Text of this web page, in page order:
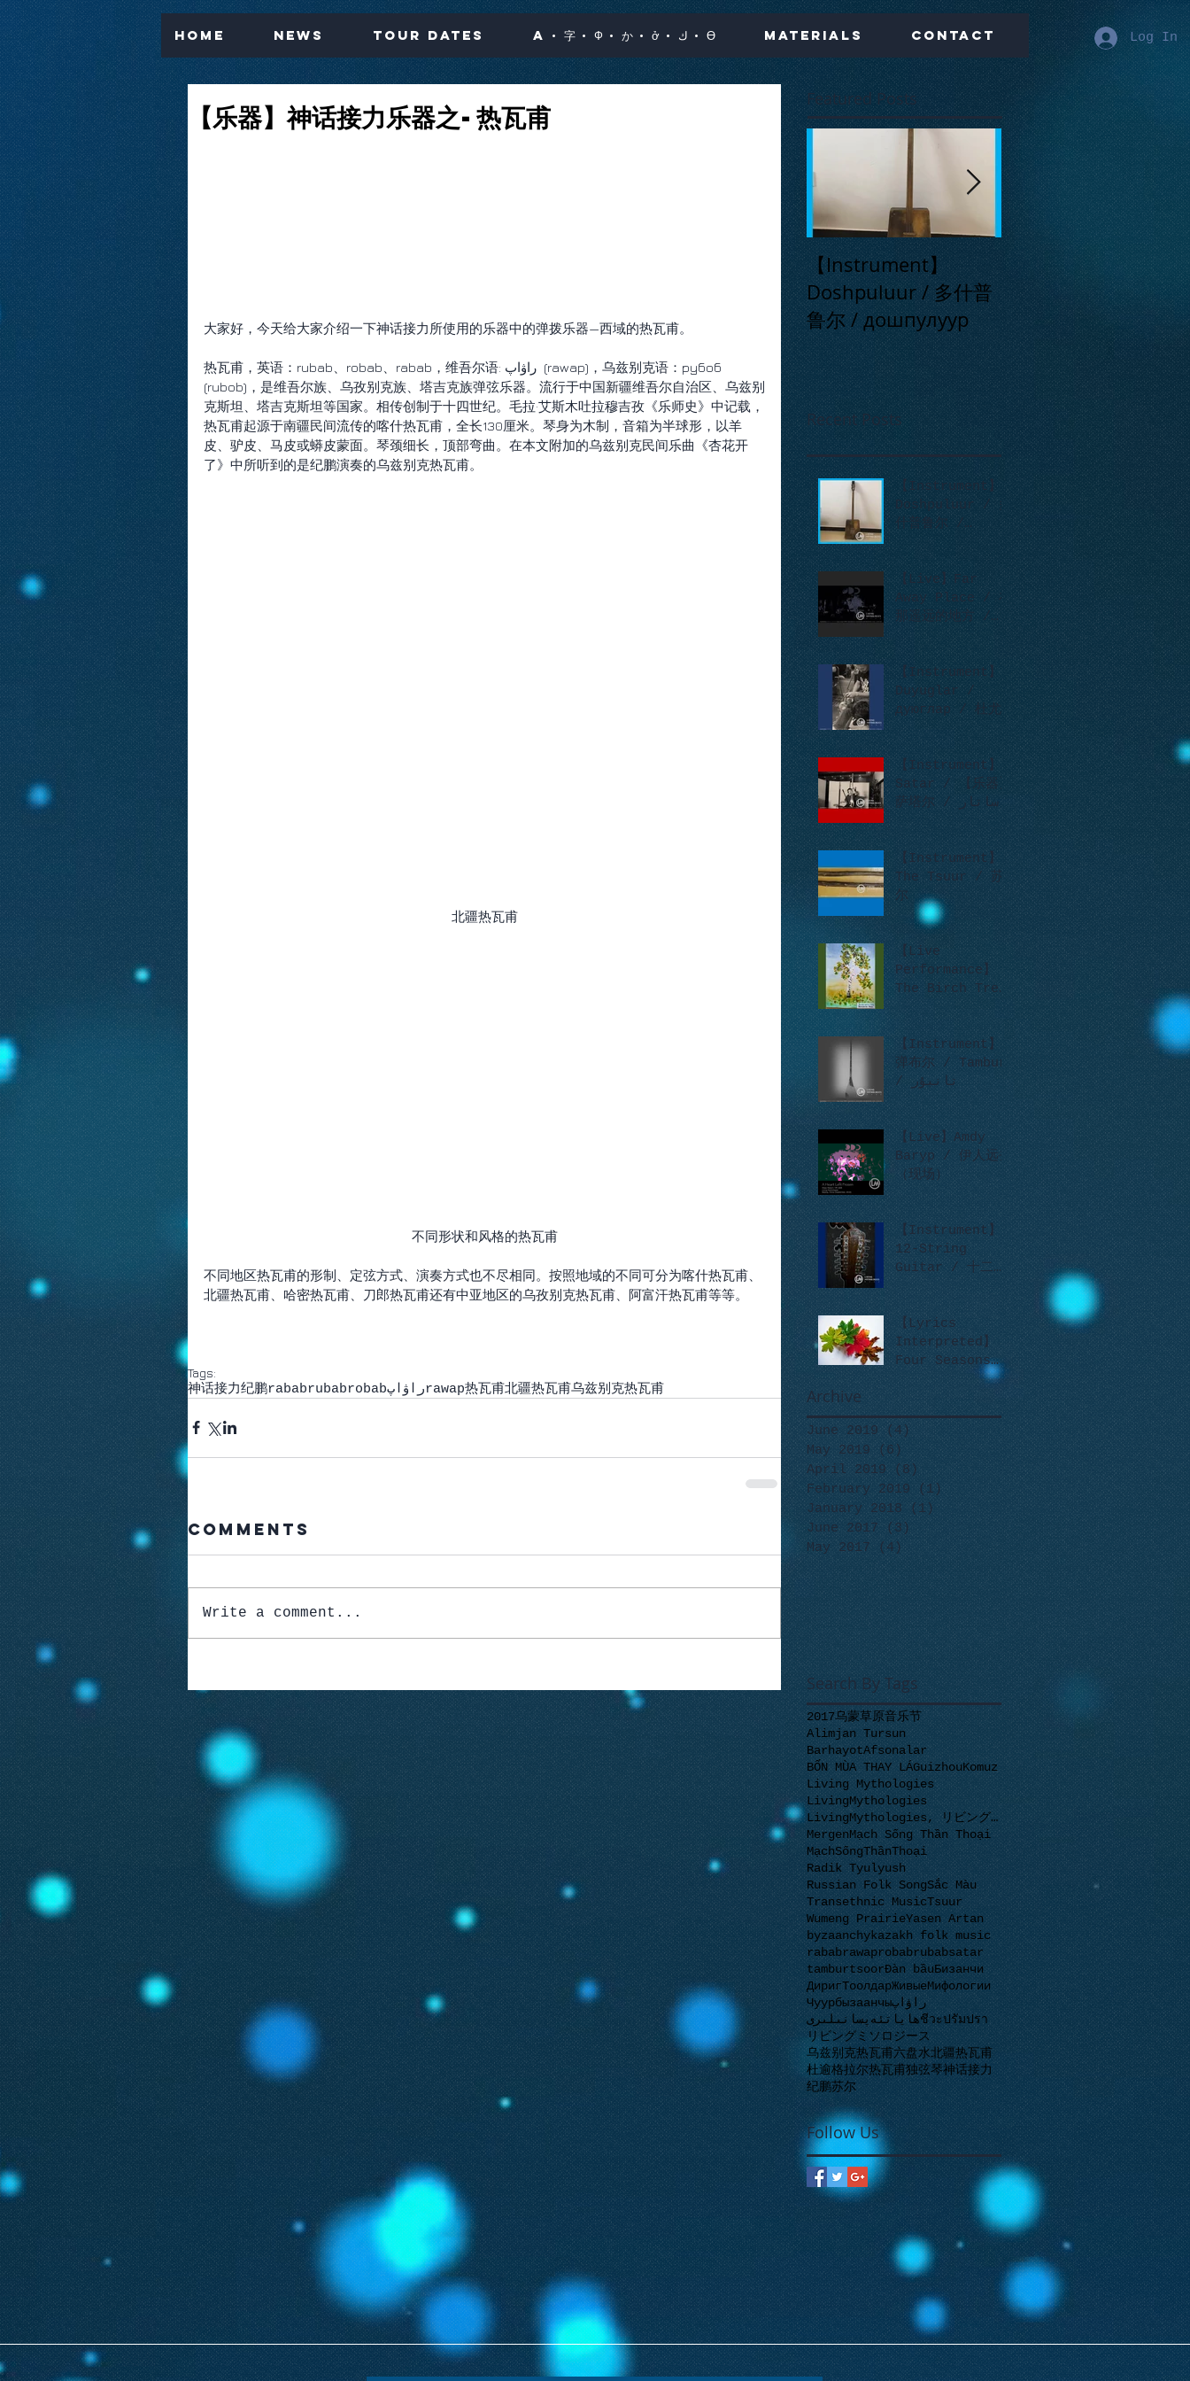
Home News Tour Dates A · 字 · Ф · か · ở · ك · Ө Materials Contact Log In
【乐器】神话接力乐器之-热瓦甫
大家好，今天给大家介绍一下神话接力所使用的乐器中的弹拨乐器—西域的热瓦甫。
热瓦甫，英语：rubab、robab、rabab，维吾尔语: راۋاپ  (rawap)，乌兹别克语：рубоб
(rubob)，是维吾尔族、乌孜别克族、塔吉克族弹弦乐器。流行于中国新疆维吾尔自治区、乌兹别
克斯坦、塔吉克斯坦等国家。相传创制于十四世纪。毛拉·艾斯木吐拉穆吉孜《乐师史》中记载，
热瓦甫起源于南疆民间流传的喀什热瓦甫，全长130厘米。琴身为木制，音箱为半球形，以羊
皮、驴皮、马皮或蟒皮蒙面。琴颈细长，顶部弯曲。在本文附加的乌兹别克民间乐曲《杏花开
了》中所听到的是纪鹏演奏的乌兹别克热瓦甫。
北疆热瓦甫
不同形状和风格的热瓦甫
不同地区热瓦甫的形制、定弦方式、演奏方式也不尽相同。按照地域的不同可分为喀什热瓦甫、
北疆热瓦甫、哈密热瓦甫、刀郎热瓦甫还有中亚地区的乌孜别克热瓦甫、阿富汗热瓦甫等等。
Tags:
神话接力纪鹏rababrubabrobabراۋاپrawap热瓦甫北疆热瓦甫乌兹别克热瓦甫
Comments
Write a comment...
Featured Posts
【Instrument】
Doshpuluur / 多什普
鲁尔 / дошпулуур
【Live】Far Away
Place / 在那遥远的地
方 / Сонау алыс
ауылда
Recent Posts
【Instrument】
Doshpuluur / 多
什普鲁尔 /
дошпулуур
【Live】Far
Away Place / 在
那遥远的地方 /
Сонау алыс
ауылда
【Instrument】
Duyuglar /
дуюглар / 杜尤
格拉尔
【Instrument】
Satar / 【乐器】
萨塔尔 / ساتار
【Instrument】
The Tsuur / 苏
尔
【Live
Performance】
The Birch Tree
/ Во поле
берёзка стояла
/ 一棵白桦树
【Instrument】
弹布尔 / Tambur
/ تانبۇر
【Live】Amdy
Baryp / 伊人远去
（现场）
【Instrument】
12-String
Guitar / 十二弦
吉他
【Lyrics
Interpreted】
Four Seasons
like Leaves
Archive
June 2019 (4) 4 posts
May 2019 (6) 6 posts
April 2019
(8)
8 posts
February 2019
(1)1 post
January 2018 (1) 1 post
June 2017
(3)
3 posts
May 2017
(4) 4 posts
Search By Tags
2017乌蒙草原音乐节
Alimjan Tursun
BarhayotAfsonalar
BỐN MÙA THAY LÁGuizhouKomuz
Living Mythologies
LivingMythologies
LivingMythologies, リビングミソロジース, 神话接力, ЖивыeМифологи
MergenMạch Sống Thần Thoại
MạchSốngThầnThoại
Radik Tyulyush
Russian Folk SongSắc Màu
Transethnic MusicTsuur
Wumeng PrairieYasen Artan
byzaanchykazakh folk music
rababrawaprobabrubabsatar
tamburtsoorĐàn bầuБизанчи
ДиригТоолдарЖивыeМифологии
Чуурбызаанчыراۋاپ
ھاياتئەپسانىلىرىชีวะปรัมปรา
リビングミソロジース
乌兹别克热瓦甫六盘水北疆热瓦甫
杜逾格拉尔热瓦甫独弦琴神话接力
纪鹏苏尔
Follow Us